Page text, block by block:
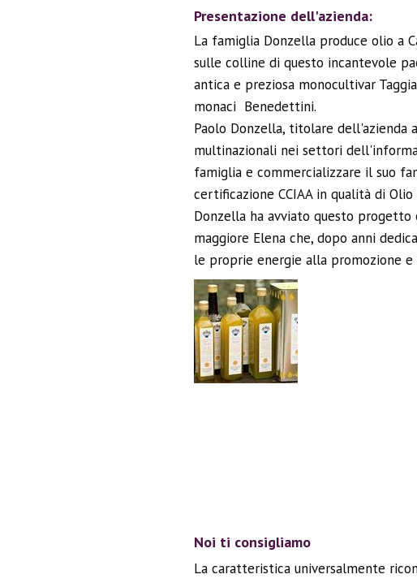
Presentazione dell'azienda:
La famiglia Donzella produce olio a
sulle colline di questo incantevole
antica e preziosa monocultivar
monaci Benedettini.
Paolo Donzella, titolare dell'azienda
multinazionali nei settori
famiglia e commercializzare il suo
certificazione CCIAA in qualità di
Donzella ha avviato questo
maggiore Elena che, dopo anni
le proprie energie alla promozione e
Noi ti consigliamo
La caratteristica universalmente